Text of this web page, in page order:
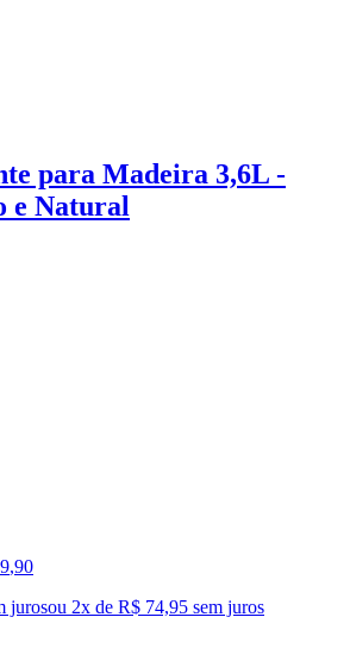
para Madeira 3,6L -
e Natural
,90
jurosou 2x de R$ 74,95 sem juros